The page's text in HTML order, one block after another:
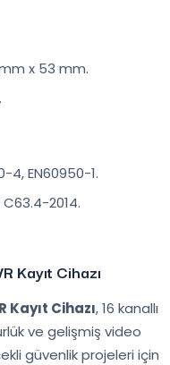
x 53 mm.
4, EN60950-1.
2014.
Kayıt Cihazı
Kayıt Cihazı, 16 kanallı
ve gelişmiş video
güvenlik projeleri için